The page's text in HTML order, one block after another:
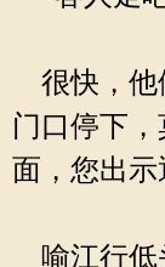
很快，他
门口停下
面，您出
喻江行低